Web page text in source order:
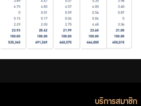
บริการสมาชิก